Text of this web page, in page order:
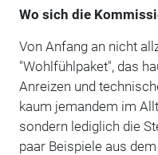
Wo sich die
Von Anfang an nicht
"Wohlfühlpaket", das
Anreizen und
kaum jemandem im
sondern lediglich die
paar Beispiele aus